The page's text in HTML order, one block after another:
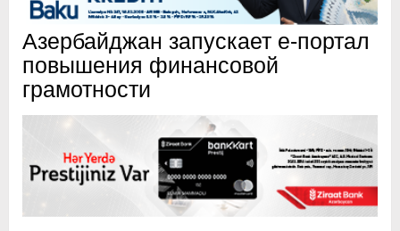
Азербайджан запускает e-портал
повышения финансовой
грамотности